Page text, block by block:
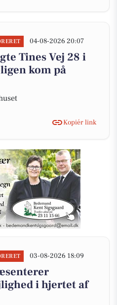
04-08-2026 20:07
Tines Vej 28 i
kom på
Kopiér link
03-08-2026 18:09
i hjertet af